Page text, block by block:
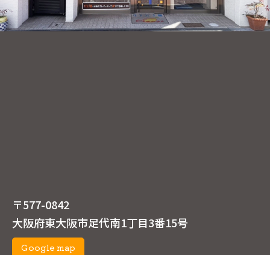
〒577-0842
大阪府東大阪市足代南1丁目3番15号
Google map